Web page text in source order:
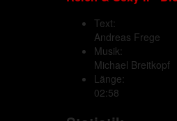
Text:
Andreas Frege
Musik:
Michael Breitkopf
Länge:
02:58